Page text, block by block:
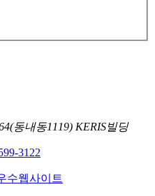
동내동1119) KERIS빌딩
3122